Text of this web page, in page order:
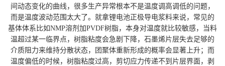
间动态变化的曲线，很多生产异常根本不是温度调高调低的问题，
而是温度波动范围太大了。就拿锂电池正极导电浆料来说，常见的
基体体系比如NMP溶剂加PVDF树脂，本身对温度就比较敏感，当料
温超过某一临界点，树脂粘度会急剧下降，石墨烯片层失去足够的
介质阻力来维持分散状态，团聚体重新形成的概率会显著上升；而
温度偏低的时候，树脂粘度过高，剪切应力传递不到片层界面，剥